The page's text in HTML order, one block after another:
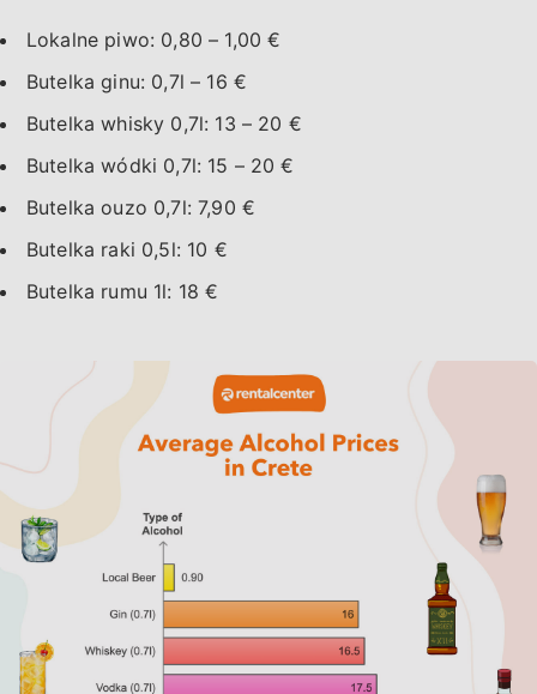
Lokalne piwo: 0,80 – 1,00 €
Butelka ginu: 0,7l – 16 €
Butelka whisky 0,7l: 13 – 20 €
Butelka wódki 0,7l: 15 – 20 €
Butelka ouzo 0,7l: 7,90 €
Butelka raki 0,5l: 10 €
Butelka rumu 1l: 18 €